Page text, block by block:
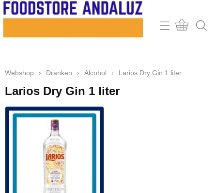
Home
Contact
Mijn account
Retour & klachten
Informatie
Webshop › Dranken › Alcohol › Larios Dry Gin 1 liter
Larios Dry Gin 1 liter